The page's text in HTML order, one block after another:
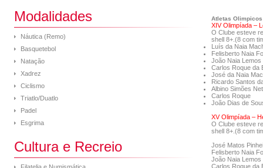
Modalidades
Náutica (Remo)
Basquetebol
Natação
Xadrez
Ciclismo
Triatlo/Duatlo
Padel
Esgrima
Cultura e Recreio
Atletas Olimpicos
XIV Olimpíada –
O Clube esteve
shell 8+.(8 com
Luís da Naia
Felisberto Naia
João Naia Lemos
Carlos Roque da
José da Naia
Ricardo Santos
Albino Simões
Carlos Roque
João Dias de
XV Olimpíada –
O Clube esteve
shell 8+.(8 com
José Matos
Felisberto Naia
João Naia Lemos
Carlos Roque da